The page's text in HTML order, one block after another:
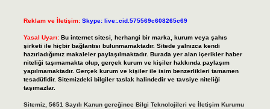
Reklam ve İletişim: Skype: live:.cid.575569c608265c69
Yasal Uyarı: Bu internet sitesi, herhangi bir marka, kurum veya şahıs
şirketi ile hiçbir bağlantısı bulunmamaktadır. Sitede yalnızca kendi
hazırladığımız makaleler paylaşılmaktadır. Burada yer alan içerikler haber
niteliği taşımamakta olup, gerçek kurum ve kişiler hakkında paylaşım
yapılmamaktadır. Gerçek kurum ve kişiler ile isim benzerlikleri tamamen
tesadüfidir. Sitemizdeki bilgiler taslak halindedir ve tavsiye niteliği
taşımazlar.
Sitemiz, 5651 Sayılı Kanun gereğince Bilgi Teknolojileri ve İletişim Kurumu